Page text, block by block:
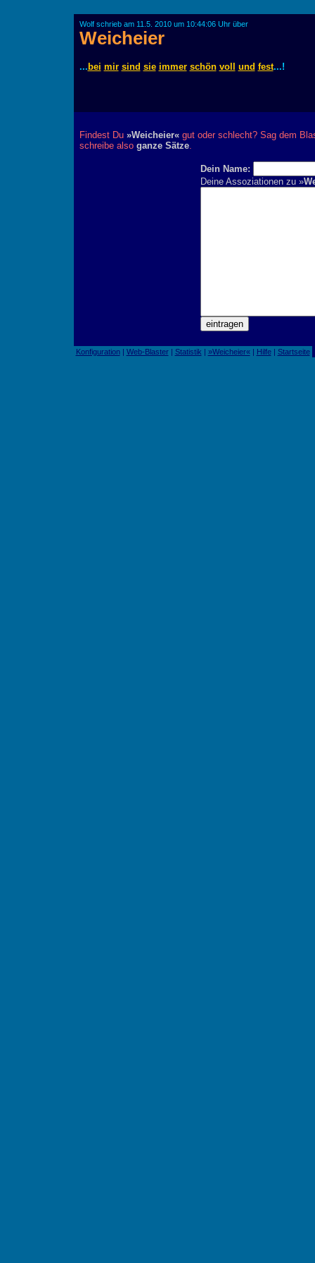
Wolf schrieb am 11.5. 2010 um 10:44:06 Uhr über
Weicheier
... bei mir sind sie immer schön voll und fest...!
Findest Du »Weicheier«gut oder schlecht? Sag dem
schreibe also ganze Sätze.
Dein Name:
Deine Assoziationen zu »
Konfiguration| Web-Blaster| Statistik | »Weicheier«| Hilfe| Startseite